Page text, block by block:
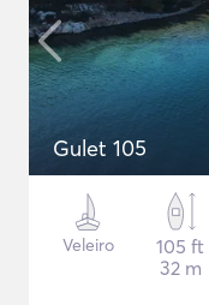
Gulet 105
Veleiro
105 ft
32 m